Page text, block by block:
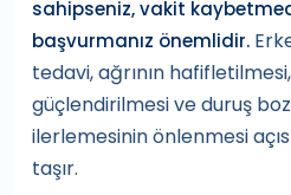
sahipseniz, vakit
başvurmanız önemlidir.
tedavi, ağrının
güçlendirilmesi ve duruş
ilerlemesinin önlenmesi
taşır.